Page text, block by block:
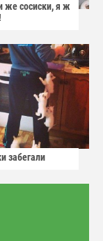
же сосиски, я ж
забегали